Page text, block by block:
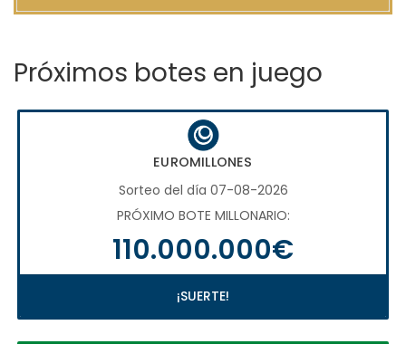
Próximos botes en juego
EUROMILLONES
Sorteo del día 07-08-2026
PRÓXIMO BOTE MILLONARIO:
110.000.000€
¡SUERTE!